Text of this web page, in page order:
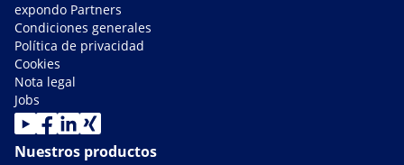
expondo Partners
Condiciones generales
Política de privacidad
Cookies
Nota legal
Jobs
Nuestros productos